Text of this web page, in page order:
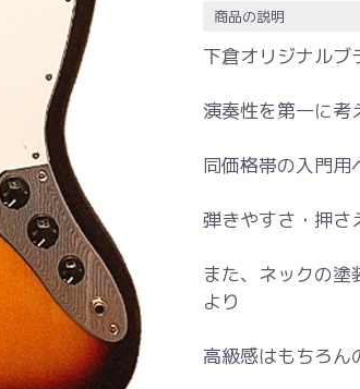
商品の説明
下倉オリジナルブ
演奏性を第一に考
同価格帯の入門用
弾きやすさ・押さ
また、ネックの
より
高級感はもちろん